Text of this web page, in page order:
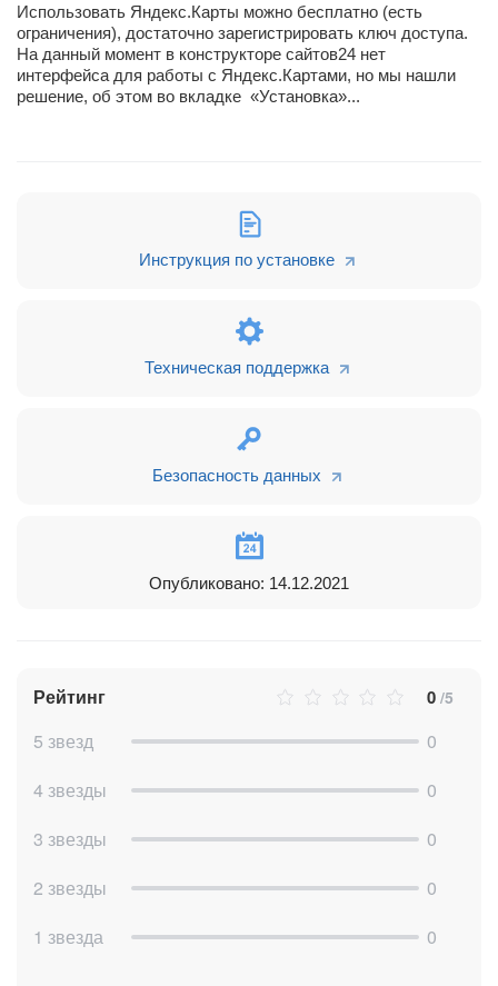
Использовать Яндекс.Карты можно бесплатно (есть
ограничения), достаточно зарегистрировать ключ доступа.
На данный момент в конструкторе сайтов24 нет
интерфейса для работы с Яндекс.Картами, но мы нашли
решение, об этом во вкладке «Установка»...
Инструкция по установке
Техническая поддержка
Безопасность данных
Опубликовано: 14.12.2021
Рейтинг 0 /5
5 звезд
0
4 звезды
0
3 звезды
0
2 звезды
0
1 звезда
0